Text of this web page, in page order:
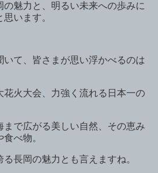
魅力と、明るい未来への歩みに
います。
いて、皆さまが思い浮かべるのは
花火大会、力強く流れる日本一の
まで広がる美しい自然、その恵み
べ物。
長岡の魅力とも言えますね。